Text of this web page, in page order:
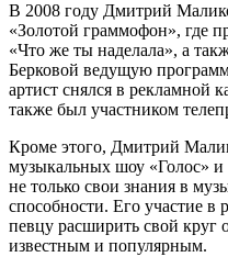
В 2008 году Дмитрий
«Золотой граммофон», где
«Что же ты наделала», а
Берковой ведущую
артист снялся в рекламной
также был участником
Кроме этого, Дмитрий
музыкальных шоу «Голос» и
не только свои знания в
способности. Его участие в
певцу расширить свой круг
известным и популярным.